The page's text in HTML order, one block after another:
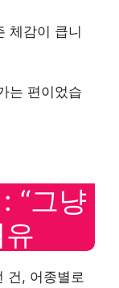
체감이 큽니
는 편이었습
“그냥
건, 어종별로